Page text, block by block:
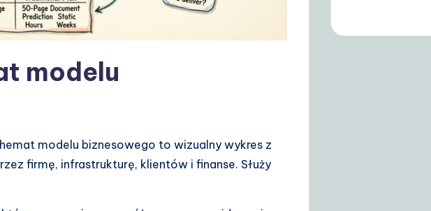
modelu
modelu biznesowego to wizualny wykres z
firmę, infrastrukturę, klientów i finanse. Służy